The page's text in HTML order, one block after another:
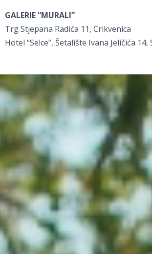
GALERIE “MURALI”
Trg Stjepana Radića 11, Crikvenica
Hotel “Selce”, Šetalište Ivana Jeličića 14,